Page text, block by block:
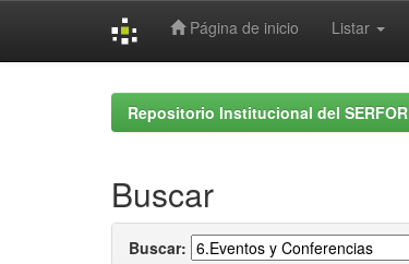
Página de inicio Listar
Repositorio Institucional del SERFOR
Buscar
Buscar: